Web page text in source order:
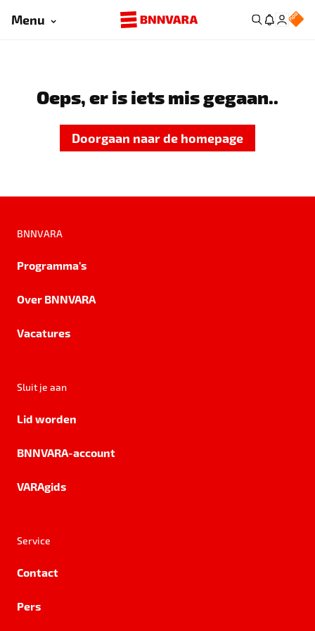
Menu
Oeps, er is iets mis gegaan..
Doorgaan naar de homepage
BNNVARA
Programma's
Over BNNVARA
Vacatures
Sluit je aan
Lid worden
BNNVARA-account
VARAgids
Service
Contact
Pers